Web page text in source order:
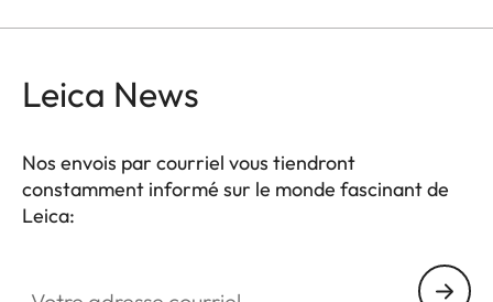
Leica News
Nos envois par courriel vous tiendront
constamment informé sur le monde fascinant de
Leica: